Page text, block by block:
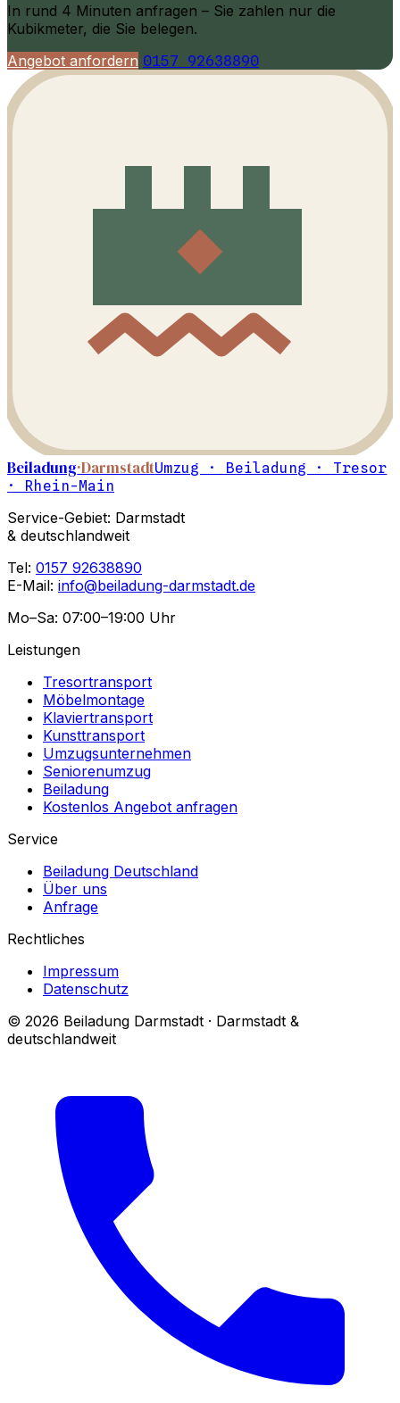
In rund 4 Minuten anfragen – Sie zahlen nur die
Kubikmeter, die Sie belegen.
Angebot anfordern 0157 92638890
Beiladung·DarmstadtUmzug · Beiladung · Tresor
· Rhein-Main
Service-Gebiet: Darmstadt
& deutschlandweit
Tel: 0157 92638890
E-Mail: info@beiladung-darmstadt.de
Mo–Sa: 07:00–19:00 Uhr
Leistungen
Tresortransport
Möbelmontage
Klaviertransport
Kunsttransport
Umzugsunternehmen
Seniorenumzug
Beiladung
Kostenlos Angebot anfragen
Service
Beiladung Deutschland
Über uns
Anfrage
Rechtliches
Impressum
Datenschutz
© 2026 Beiladung Darmstadt · Darmstadt &
deutschlandweit